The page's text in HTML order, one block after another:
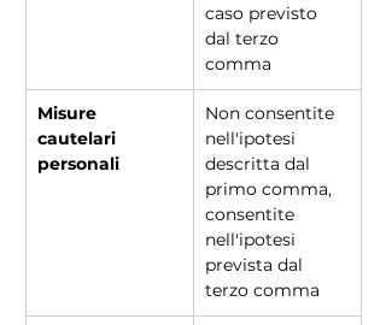
caso previsto
dal terzo
comma
Misure
cautelari
personali
Non consentite
nell'ipotesi
descritta dal
primo comma,
consentite
nell'ipotesi
prevista dal
terzo comma